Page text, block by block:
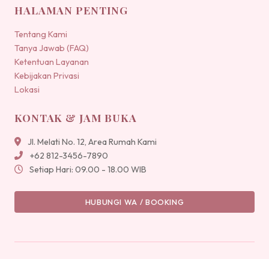
HALAMAN PENTING
Tentang Kami
Tanya Jawab (FAQ)
Ketentuan Layanan
Kebijakan Privasi
Lokasi
KONTAK & JAM BUKA
Jl. Melati No. 12, Area Rumah Kami
+62 812-3456-7890
Setiap Hari: 09.00 - 18.00 WIB
HUBUNGI WA / BOOKING